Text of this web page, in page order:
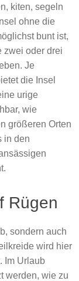
kiten, segeln
ohne die
bunt ist,
zwei oder drei
Je
die Insel
urige
wie
größeren Orten
in den
Rügen
sondern auch
wird hier
Im Urlaub
werden, wie zu